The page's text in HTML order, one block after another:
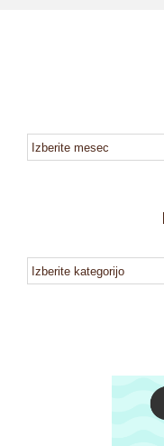
arhiv
kategorije